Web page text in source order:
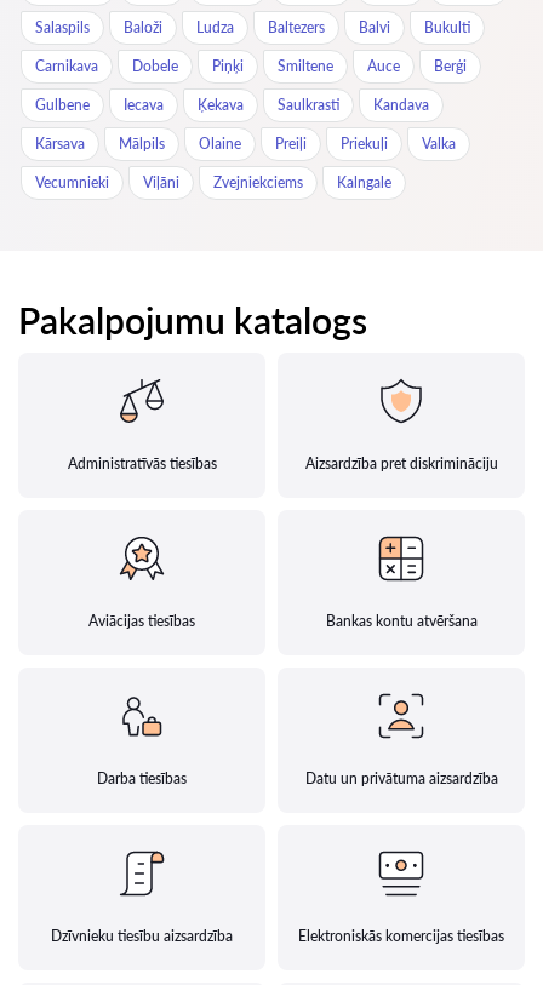
Salaspils Baloži Ludza Baltezers Balvi Bukulti
Carnikava Dobele Piņķi Smiltene Auce Berģi
Gulbene Iecava Ķekava Saulkrasti Kandava
Kārsava Mālpils Olaine Preiļi Priekuļi Valka
Vecumnieki Viļāni Zvejniekciems Kalngale
Pakalpojumu katalogs
Administratīvās tiesības Aizsardzība pret diskrimināciju
Aviācijas tiesības Bankas kontu atvēršana
Darba tiesības Datu un privātuma aizsardzība
Dzīvnieku tiesību aizsardzība Elektroniskās komercijas tiesības